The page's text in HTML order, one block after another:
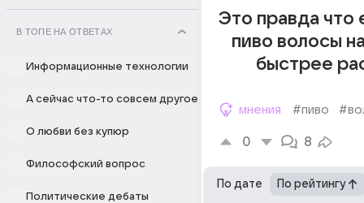
В ТОПЕ НА ОТВЕТАХ
Информационные технологии
А сейчас что-то совсем другое
О любви без купюр
Философский вопрос
Политические дебаты
Это правда что
пиво волосы
быстрее
мнения #пиво
0 8
По дате По рейтингу